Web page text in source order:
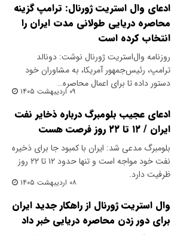
ادعای وال استریت ژورنال: ترامپ گزینه
محاصره دریایی طولانی مدت ایران را
انتخاب کرده است
روزنامه وال‌استریت ژورنال نوشت: دونالد
ترامپ، رئیس‌جمهور آمریکا، به مشاوران خود
دستور داده‌ تا برای اعمال محاصره…
۰۹ اردیبهشت ۱۴۰۵
ادعای عجیب بلومبرگ درباره ذخایر نفت
ایران / ۱۲ تا ۲۲ روز فرصت هست
بلومبرگ مدعی شد: ایران با کمبود جا برای ذخیره
نفت خود مواجه است و تنها حدود ۱۲ تا ۲۲ روز
ظرفیت دارد.
۰۸ اردیبهشت ۱۴۰۵
وال استریت ژورنال از راهکار جدید ایران
برای دور زدن محاصره دریایی خبر داد